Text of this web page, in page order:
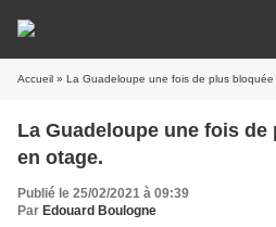
Accueil » La Guadeloupe une fois de plus bloquée
La Guadeloupe une fois
en otage.
Publié le 25/02/2021 à 09:39
Par Edouard Boulogne